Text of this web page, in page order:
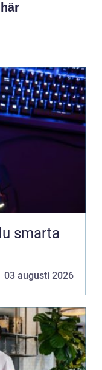
03 augusti 2026